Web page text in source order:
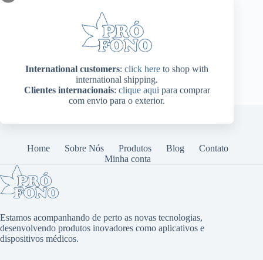
International customers: click here to shop with
international shipping.
Clientes internacionais: clique aqui para comprar
com envio para o exterior.
Home Sobre Nós Produtos Blog
Contato
Minha conta
Estamos acompanhando de perto as novas tecnologias,
desenvolvendo produtos inovadores como aplicativos e
dispositivos médicos.